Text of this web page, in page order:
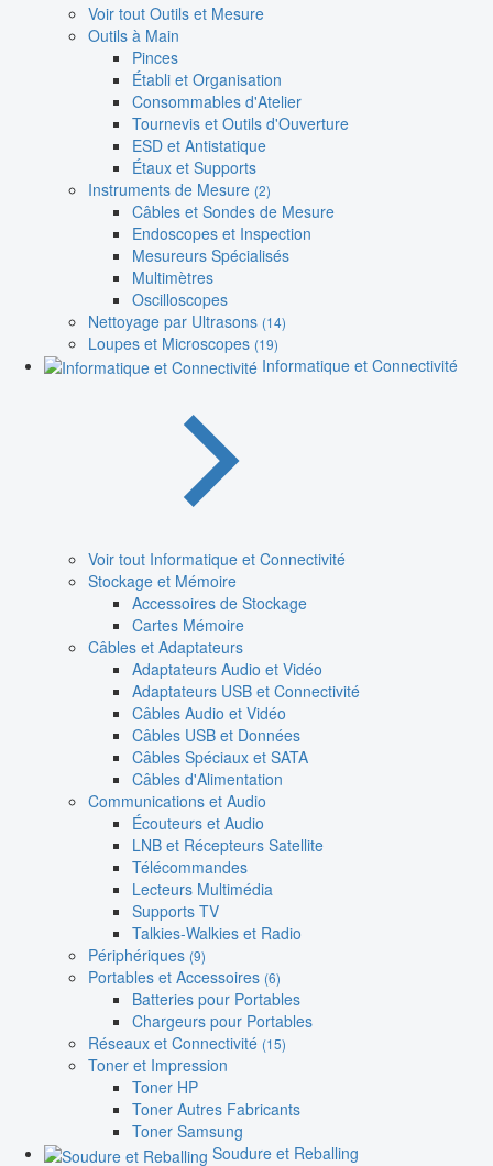
Voir tout Outils et Mesure
Outils à Main
Pinces
Établi et Organisation
Consommables d'Atelier
Tournevis et Outils d'Ouverture
ESD et Antistatique
Étaux et Supports
Instruments de Mesure (2)
Câbles et Sondes de Mesure
Endoscopes et Inspection
Mesureurs Spécialisés
Multimètres
Oscilloscopes
Nettoyage par Ultrasons (14)
Loupes et Microscopes (19)
Informatique et Connectivité
Voir tout Informatique et Connectivité
Stockage et Mémoire
Accessoires de Stockage
Cartes Mémoire
Câbles et Adaptateurs
Adaptateurs Audio et Vidéo
Adaptateurs USB et Connectivité
Câbles Audio et Vidéo
Câbles USB et Données
Câbles Spéciaux et SATA
Câbles d'Alimentation
Communications et Audio
Écouteurs et Audio
LNB et Récepteurs Satellite
Télécommandes
Lecteurs Multimédia
Supports TV
Talkies-Walkies et Radio
Périphériques (9)
Portables et Accessoires (6)
Batteries pour Portables
Chargeurs pour Portables
Réseaux et Connectivité (15)
Toner et Impression
Toner HP
Toner Autres Fabricants
Toner Samsung
Soudure et Reballing